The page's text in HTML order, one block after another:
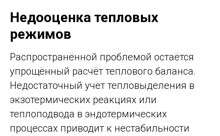
Недооценка тепловых
режимов
Распространённой проблемой остаётся
упрощённый расчёт теплового баланса.
Недостаточный учёт тепловыделения в
экзотермических реакциях или
теплоподвода в эндотермических
процессах приводит к нестабильности